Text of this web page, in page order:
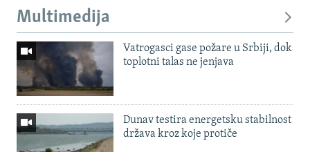
Multimedija
Vatrogasci gase požare u Srbiji, dok
toplotni talas ne jenjava
Dunav testira energetsku stabilnost
država kroz koje protiče